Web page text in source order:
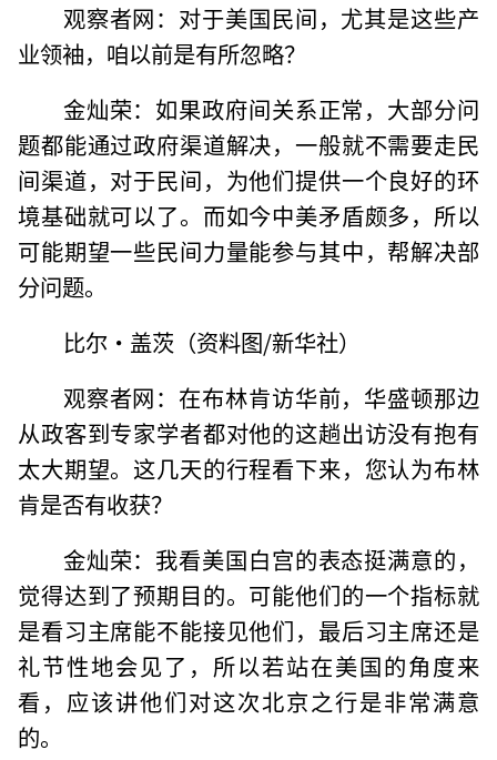
观察者网：对于美国民间，尤其是这些产
业领袖，咱以前是有所忽略？
金灿荣：如果政府间关系正常，大部分问
题都能通过政府渠道解决，一般就不需要走民
间渠道，对于民间，为他们提供一个良好的环
境基础就可以了。而如今中美矛盾颇多，所以
可能期望一些民间力量能参与其中，帮解决部
分问题。
比尔·盖茨（资料图/新华社）
观察者网：在布林肯访华前，华盛顿那边
从政客到专家学者都对他的这趟出访没有抱有
太大期望。这几天的行程看下来，您认为布林
肯是否有收获？
金灿荣：我看美国白宫的表态挺满意的，
觉得达到了预期目的。可能他们的一个指标就
是看习主席能不能接见他们，最后习主席还是
礼节性地会见了，所以若站在美国的角度来
看，应该讲他们对这次北京之行是非常满意
的。